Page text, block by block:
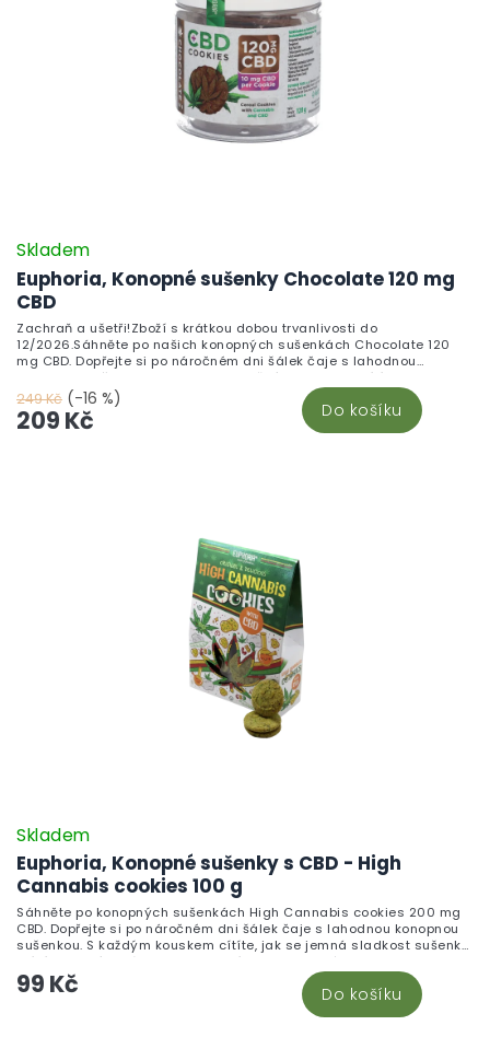
Euphoria, Konopné sušenky Chocolate 120 mg
CBD
Skladem
249 Kč (-16 %)
209 Kč Do košíku
Zachraň a ušetři!Zboží s krátkou dobou trvanlivosti do
12/2026.Sáhněte po našich konopných sušenkách Chocolate 120
mg CBD. Dopřejte si po náročném dni šálek čaje s lahodnou
konopnou sušenkou Chocolate. S každým kouskem cítíte, jak se
jemná sladkost čokolády mísí s jemným nádechem konopí, a stres
z celého dne se pomalu rozpouští. Představte si, jak se s přáteli
sejdete na odpolední kávu a dělíte se o tyto lahodné sušenky.
Euphoria, Konopné sušenky s CBD - High
Cannabis cookies 100 g
Skladem
99 Kč Do košíku
Sáhněte po konopných sušenkách High Cannabis cookies 200 mg
CBD. Dopřejte si po náročném dni šálek čaje s lahodnou konopnou
sušenkou. S každým kouskem cítíte, jak se jemná sladkost sušenky
mísí s jemným nádechem konopí, a stres z celého dne se pomalu
rozpouští. Představte si, jak se s přáteli sejdete na odpolední kávu
a dělíte se o tyto lahodné sušenky. Nejenže uspokojí vaši chuť na